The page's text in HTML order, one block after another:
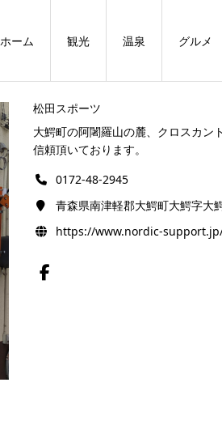
ホーム 観光 温泉 グルメ
松田スポーツ
大鰐町の阿闍羅山の麓、クロスカン
信頼頂いております。
0172-48-2945
青森県南津軽郡大鰐町大鰐字大
https://www.nordic-